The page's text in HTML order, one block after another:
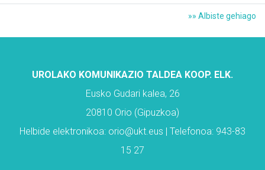
»» Albiste gehiago
UROLAKO KOMUNIKAZIO TALDEA KOOP. ELK.
Eusko Gudari kalea, 26
20810 Orio (Gipuzkoa)
Helbide elektronikoa: orio@ukt.eus | Telefonoa: 943-83
15 27